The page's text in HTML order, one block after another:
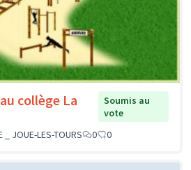
collège La
Soumis au
vote
_ JOUE-LES-TOURS
0 0